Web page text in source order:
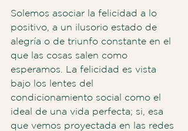
Solemos asociar la felicidad a lo
positivo, a un ilusorio estado de
alegría o de triunfo constante en el
que las cosas salen como
esperamos. La felicidad es vista
bajo los lentes del
condicionamiento social como el
ideal de una vida perfecta; si, esa
que vemos proyectada en las redes